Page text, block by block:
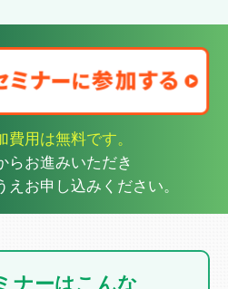
費用は無料です。
らお進みいただき
お申し込みください。
ナーはこんな